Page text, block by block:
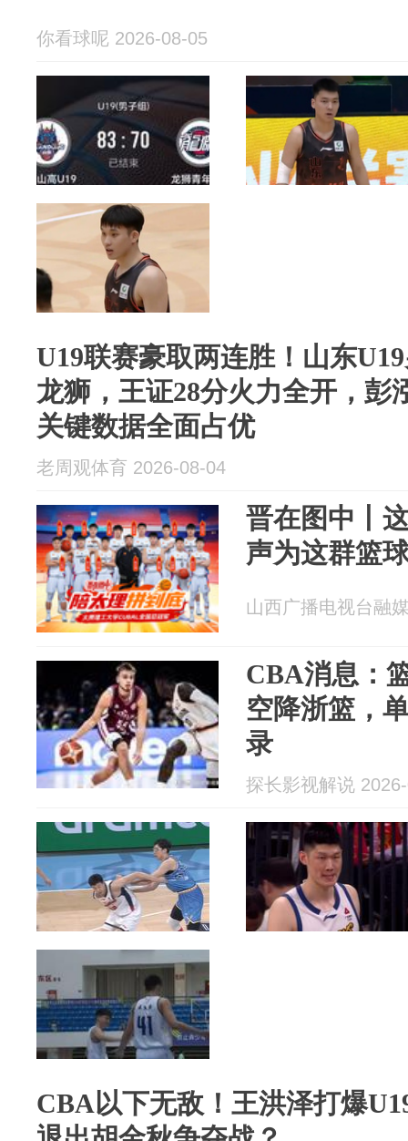
你看球呢 2026-08-05
U19联赛豪取两连胜！山东
龙狮，王证28分火力全开，彭
关键数据全面占优
老周观体育 2026-08-04
晋在图中丨
声为这群篮
山西广播电视台融
CBA消息：
空降浙篮，
录
探长影视解说
CBA以下无敌！王洪泽打爆